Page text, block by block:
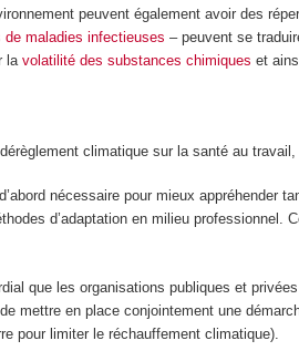
peuvent également avoir des
maladies infectieuses – peuvent se
lavolatilité des substances chimiques et
climatique sur la santé au
nécessaire pour mieux appréhender
d’adaptation en milieu professionnel.
que les organisations publiques et
mettre en place conjointement une
pour limiter le réchauffement climatique).